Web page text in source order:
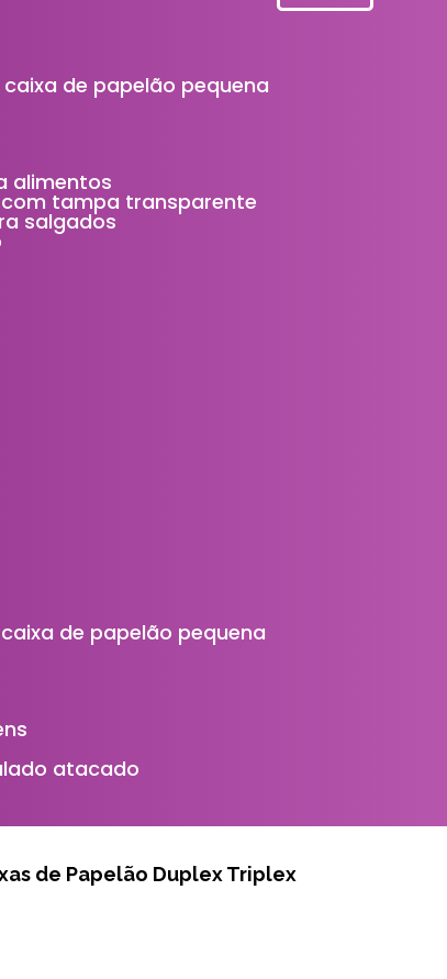
caixa de papelão pequena
alimentos
com tampa transparente
salgados
caixa de papelão pequena
atacado
de Papelão Duplex Triplex